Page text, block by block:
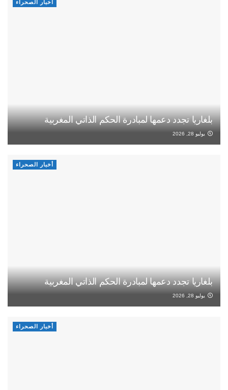
أخبار الصحراء
بلغاريا تجدد دعمها لمبادرة الحكم الذاتي المغربية
يوليو 28, 2026
أخبار الصحراء
بلغاريا تجدد دعمها لمبادرة الحكم الذاتي المغربية
يوليو 28, 2026
أخبار الصحراء